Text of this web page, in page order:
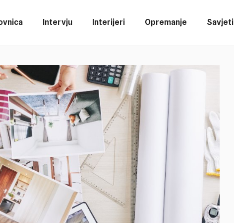
Intervju Interijeri Opremanje Savjeti